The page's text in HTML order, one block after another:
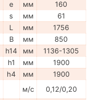
e мм
160
s мм
61
L мм
1756
B мм
850
h14 мм
1136-1305
h1 мм
1900
h4 мм
1900
м/с
0,12/0,20